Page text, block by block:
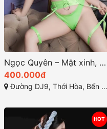
Ngọc Quyên – Mặt xinh, dáng đẹp, hàng ngon vừa tầm giá tại Bến Cát Bình Dương
400.000đ
Đường DJ9, Thới Hòa, Bến Cát, Bình Dương
HOT